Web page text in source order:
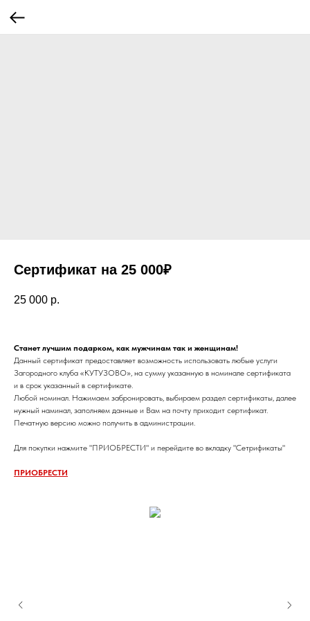
Сертификат на 25 000₽
25 000 р.
Станет лучшим подарком, как мужчинам так и женщинам!
Данный сертификат предоставляет возможность использовать любые услуги
Загородного клуба «КУТУЗОВО», на сумму указанную в номинале сертификата
и в срок указанный в сертификате.
Любой номинал. Нажимаем забронировать, выбираем раздел сертификаты, далее
нужный наминал, заполняем данные и Вам на почту приходит сертификат.
Печатную версию можно получить в администрации.
Для покупки нажмите "ПРИОБРЕСТИ" и перейдите во вкладку "Сетрификаты"
ПРИОБРЕСТИ